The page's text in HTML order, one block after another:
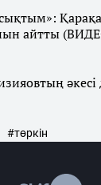
айтты
әкесі
#төркін